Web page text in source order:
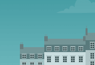
Disponible